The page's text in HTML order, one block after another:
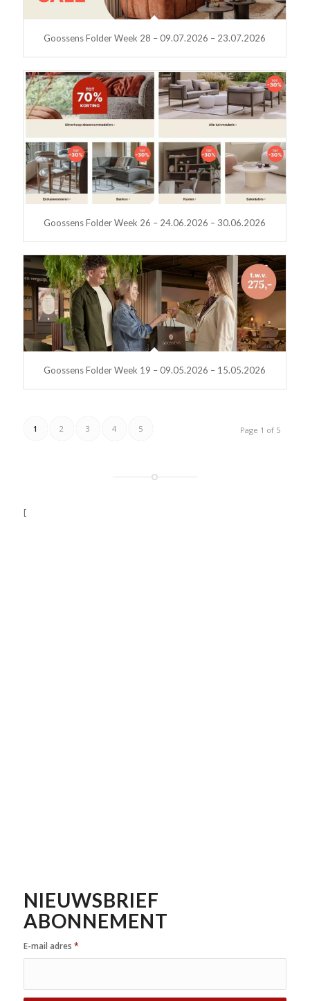
Goossens Folder Week 28 – 09.07.2026 – 23.07.2026
Goossens Folder Week 26 – 24.06.2026 – 30.06.2026
Goossens Folder Week 19 – 09.05.2026 – 15.05.2026
Page 1 of 5
1 2 3 4 5
[
NIEUWSBRIEF
ABONNEMENT
E-mail adres *